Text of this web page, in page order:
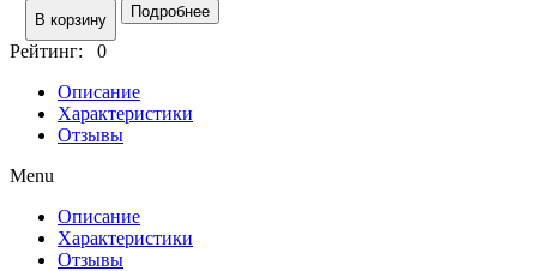
В корзину Подробнее
Рейтинг: 0
Описание
Характеристики
Отзывы
Menu
Описание
Характеристики
Отзывы